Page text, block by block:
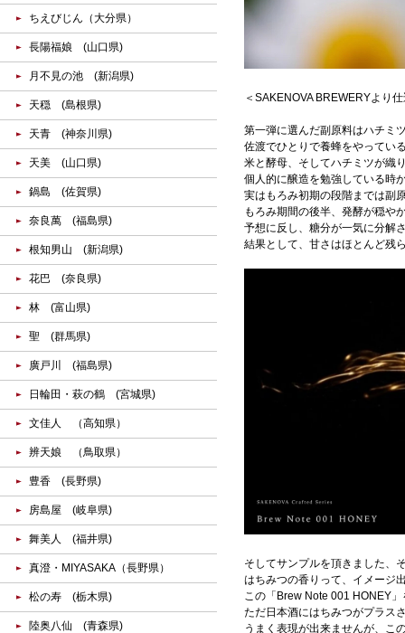
＜SAKENOVA BREWERYより
第一弾に選んだ副原料はハチミ
佐渡でひとりで養蜂をやってい
米と酵母、そしてハチミツが織
個人的に醸造を勉強している時
実はもろみ初期の段階までは副
もろみ期間の後半、発酵が穏や
予想に反し、糖分が一気に分解
結果として、甘さはほとんど残
そしてサンプルを頂きました、
はちみつの香りって、イメージ
この「Brew Note 001 HONEY
ただ日本酒にはちみつがプラス
うまく表現が出来ませんが、こ
ちえびじん（大分県）
長陽福娘 (山口県)
月不見の池 (新潟県)
天穏 (島根県)
天青 (神奈川県)
天美 (山口県)
鍋島 (佐賀県)
奈良萬 (福島県)
根知男山 (新潟県)
花巴 (奈良県)
林 (富山県)
聖 (群馬県)
廣戸川 (福島県)
日輪田・萩の鶴 (宮城県)
文佳人 （高知県）
辨天娘 （鳥取県）
豊香 (長野県)
房島屋 (岐阜県)
舞美人 (福井県)
真澄・MIYASAKA（長野県）
松の寿 (栃木県)
陸奥八仙 (青森県)